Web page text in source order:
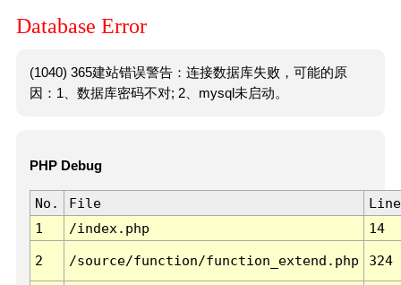
Database Error
(1040) 365建站错误警告：连接数据库失败，可能的原
因：1、数据库密码不对; 2、mysql未启动。
PHP Debug
No. File
Line
1
/index.php 14
2 /source/function/function_extend.php 324